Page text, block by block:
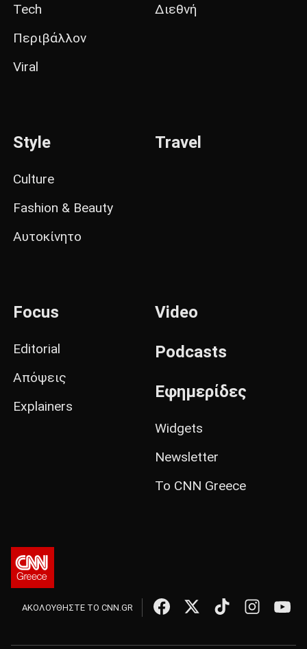
Tech
Περιβάλλον
Viral
Διεθνή
Style
Culture
Fashion & Beauty
Αυτοκίνητο
Travel
Focus
Editorial
Απόψεις
Explainers
Video
Podcasts
Εφημερίδες
Widgets
Newsletter
Το CNN Greece
ΑΚΟΛΟΥΘΗΣΤΕ ΤΟ CNN.GR